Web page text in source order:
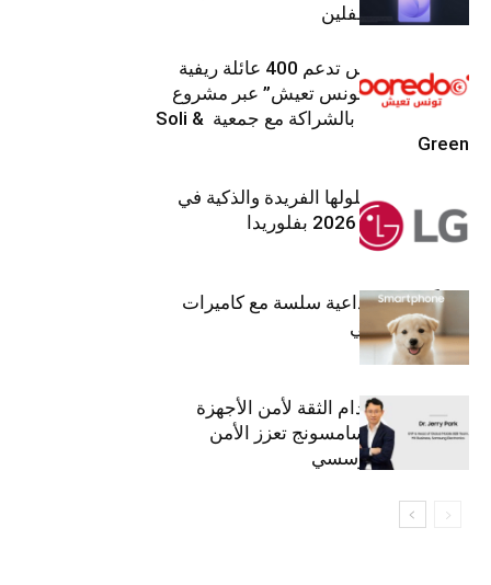
من أعين المتطفلين
Ooredoo تونس تدعم 400 عائلة ريفية
ضمن برنامج “تونس تعيش” عبر مشروع
تنموي مستدام بالشراكة مع جمعية Soli &
Green
إل جي تقدم حلولها الفريدة والذكية في
معرض (KBIS) 2026 بفلوريدا
قريباً: تجربة إبداعية سلسة مع كاميرات
أجهزة جالاكسي
استراتيجية انعدام الثقة لأمن الأجهزة
المحمولة من سامسونج تعزز الأمن
السيبراني المؤسسي